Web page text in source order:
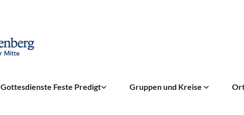
Gottesdienste Feste Predigt Gruppen und Kreise